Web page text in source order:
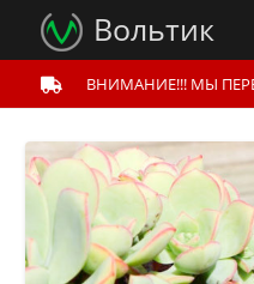
Вольтик
ВНИМАНИЕ!!! МЫ